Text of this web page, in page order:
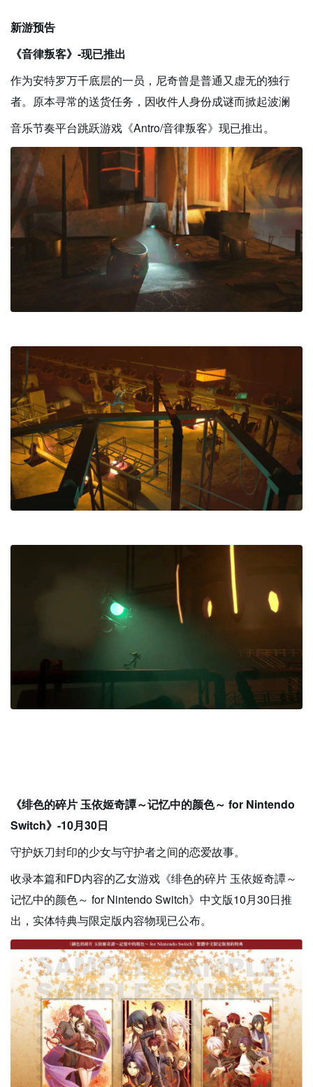
新游预告
《音律叛客》-现已推出
作为安特罗万千底层的一员，尼奇曾是普通又虚无的独行
者。原本寻常的送货任务，因收件人身份成谜而掀起波澜
音乐节奏平台跳跃游戏《Antro/音律叛客》现已推出。
《绯色的碎片 玉依姬奇譚～记忆中的颜色～ for Nintendo
Switch》-10月30日
守护妖刀封印的少女与守护者之间的恋爱故事。
收录本篇和FD内容的乙女游戏《绯色的碎片 玉依姬奇譚～
记忆中的颜色～ for Nintendo Switch》中文版10月30日推
出，实体特典与限定版内容物现已公布。